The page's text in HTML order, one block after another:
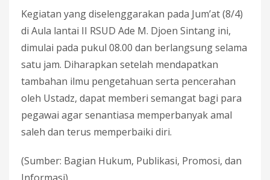
Kegiatan yang diselenggarakan pada Jum’at (8/4)
di Aula lantai II RSUD Ade M. Djoen Sintang ini,
dimulai pada pukul 08.00 dan berlangsung selama
satu jam. Diharapkan setelah mendapatkan
tambahan ilmu pengetahuan serta pencerahan
oleh Ustadz, dapat memberi semangat bagi para
pegawai agar senantiasa memperbanyak amal
saleh dan terus memperbaiki diri.
(Sumber: Bagian Hukum, Publikasi, Promosi, dan